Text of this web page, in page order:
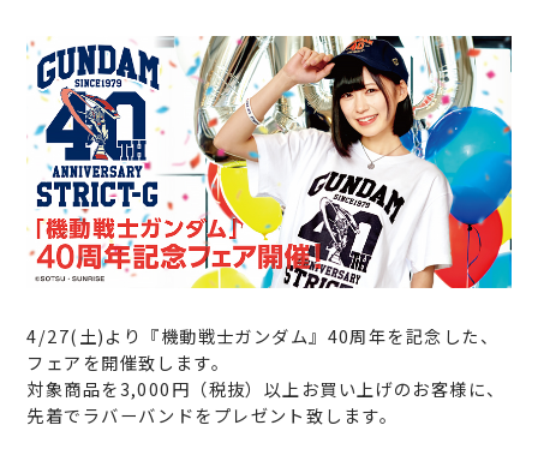
4/27(土)より『機動戦士ガンダム』40周年を記念した、
フェアを開催致します。
対象商品を3,000円（税抜）以上お買い上げのお客様に、
先着でラバーバンドをプレゼント致します。